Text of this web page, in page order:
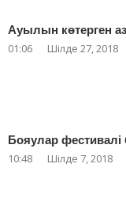
Ауылын көтерген
01:06 Шілде 27, 2018
Бояулар
10:48 Шілде 7, 2018